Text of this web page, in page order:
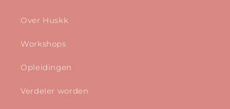
Over Huskk
Workshops
Opleidingen
Verdeler worden